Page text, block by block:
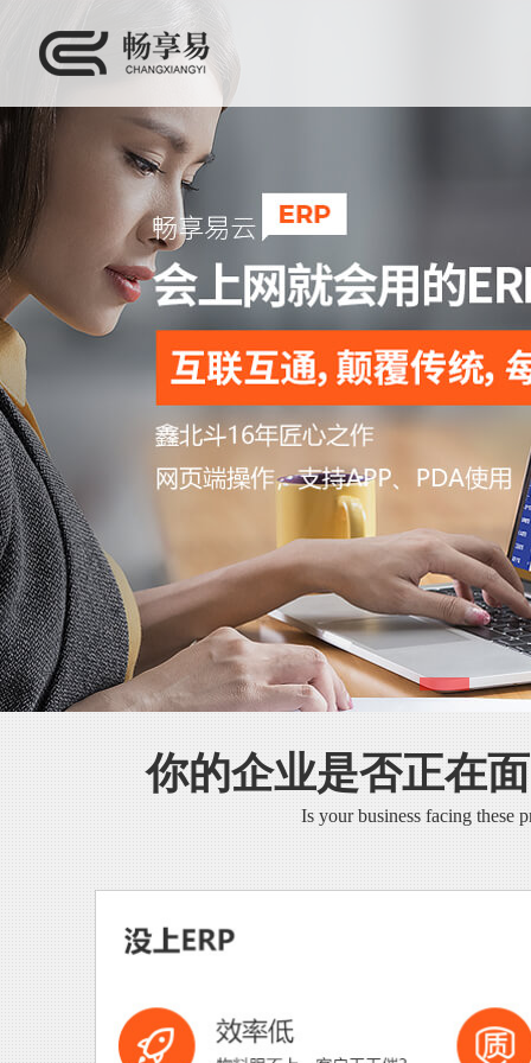
你的企业是否正在
Is your business facing these